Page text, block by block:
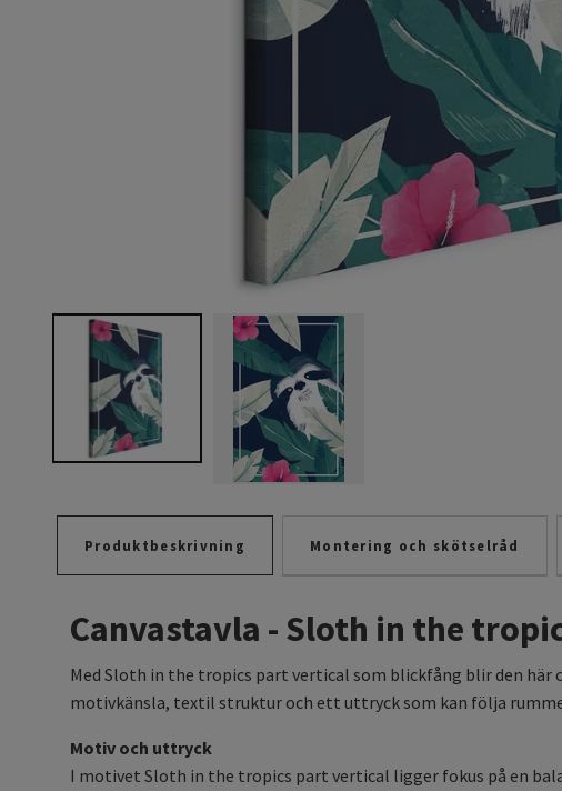
Produktbeskrivning Montering och skötselråd
Canvastavla - Sloth in the
Med Sloth in the tropics part vertical som blickfång blir den här
motivkänsla, textil struktur och ett uttryck som kan följa
Motiv och uttryck
I motivet Sloth in the tropics part vertical ligger fokus på en